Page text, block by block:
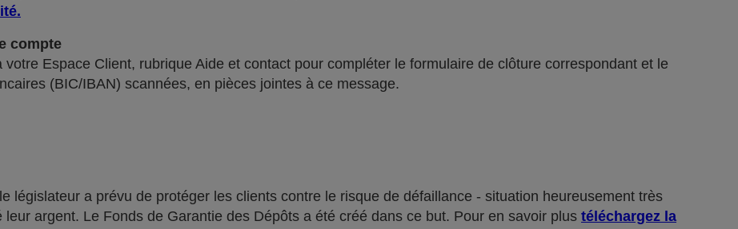
.
compte
Espace Client, rubrique Aide et contact pour compléter le formulaire de clôture correspondant et le
(BIC/IBAN) scannées, en pièces jointes à ce message.
législateur a prévu de protéger les clients contre le risque de défaillance - situation heureusement très
argent. Le Fonds de Garantie des Dépôts a été créé dans ce but. Pour en savoir plus téléchargez la